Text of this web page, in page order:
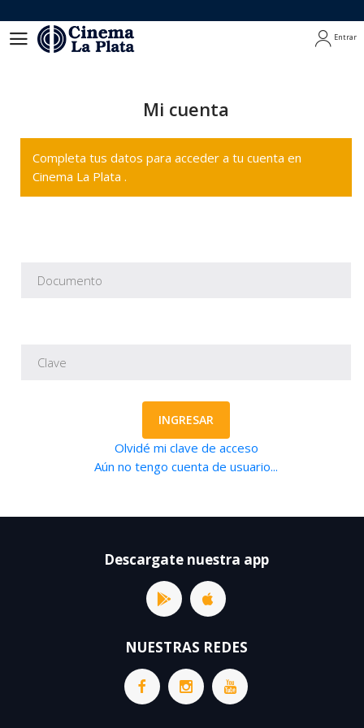
Entrar
Mi cuenta
Completa tus datos para acceder a tu cuenta en
Cinema La Plata .
INGRESAR
Olvidé mi clave de acceso
Aún no tengo cuenta de usuario...
Descargate nuestra app
NUESTRAS REDES